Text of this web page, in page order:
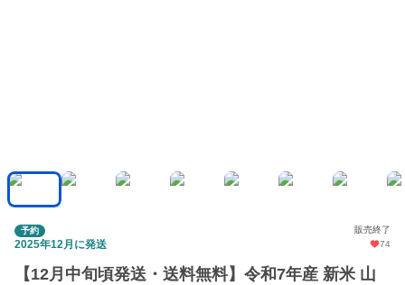
予約 販売終了
2025年12月に発送 74
【12月中旬頃発送・送料無料】令和7年産 新米 山